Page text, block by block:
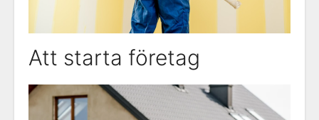
Att starta företag